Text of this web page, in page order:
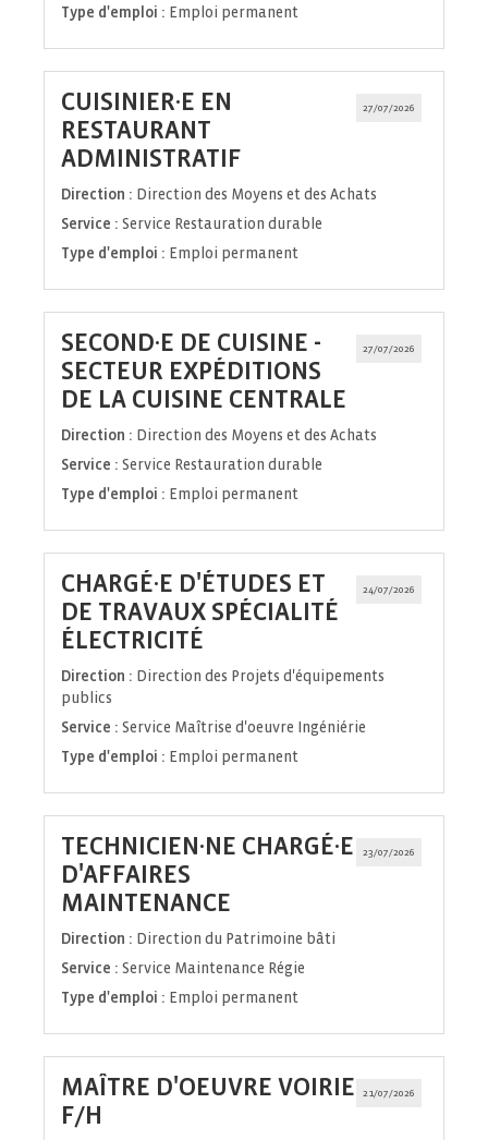
Type d'emploi : Emploi permanent
27/07/2026
CUISINIER·E EN
RESTAURANT
ADMINISTRATIF
fenêtre)
Direction : Direction des Moyens et des Achats
Service : Service Restauration durable
Type d'emploi : Emploi permanent
27/07/2026
SECOND·E DE CUISINE -
SECTEUR EXPÉDITIONS
DE LA CUISINE CENTRALE
fenêtre)
Direction : Direction des Moyens et des Achats
Service : Service Restauration durable
Type d'emploi : Emploi permanent
24/07/2026
CHARGÉ·E D'ÉTUDES ET
DE TRAVAUX SPÉCIALITÉ
ÉLECTRICITÉ
fenêtre)
Direction : Direction des Projets d'équipements
publics
Service : Service Maîtrise d'oeuvre Ingéniérie
Type d'emploi : Emploi permanent
23/07/2026
TECHNICIEN·NE CHARGÉ·E
D'AFFAIRES
MAINTENANCE
fenêtre)
Direction : Direction du Patrimoine bâti
Service : Service Maintenance Régie
Type d'emploi : Emploi permanent
21/07/2026
MAÎTRE D'OEUVRE VOIRIE
F/H